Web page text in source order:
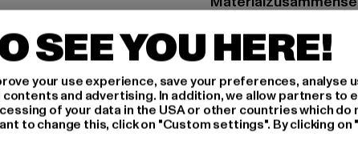
Hersteller: Dropsize
Motzener Straße 6 |
SEE YOU HERE!
your use experience, save your preferences, analyse
and advertising. In addition, we allow partners to
of your data in the USA or other countries which do
to change this, click on "Custom settings". By clicking